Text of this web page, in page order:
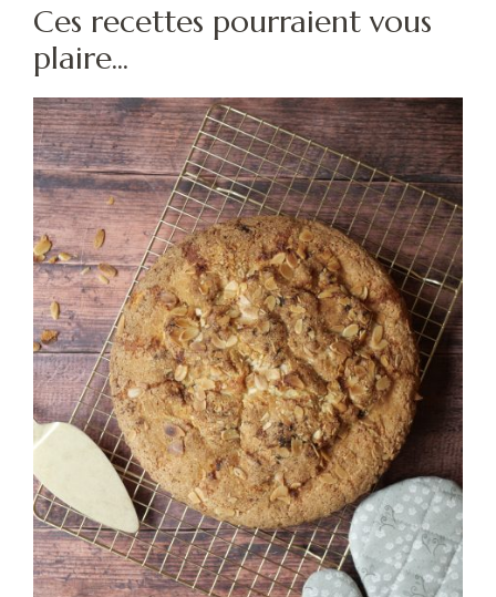
Ces recettes pourraient vous
plaire...